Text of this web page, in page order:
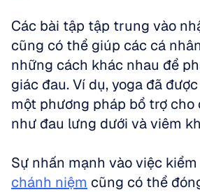
Các bài tập tập trung vào
cũng có thể giúp các cá
những cách khác nhau để
giác đau. Ví dụ, yoga đã
một phương pháp bổ trợ
như đau lưng dưới và viêm
chánh niệm cũng có thể